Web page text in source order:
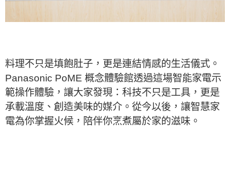
料理不只是填飽肚子，更是連結情感的生活儀式。
Panasonic PoME 概念體驗館透過這場智能家電示
範操作體驗，讓大家發現：科技不只是工具，更是
承載溫度、創造美味的媒介。從今以後，讓智慧家
電為你掌握火候，陪伴你烹煮屬於家的滋味。